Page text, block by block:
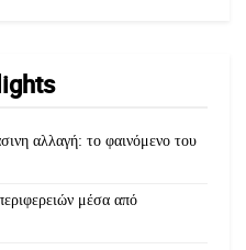
αλλαγή: το φαινόμενο του
μέσα από